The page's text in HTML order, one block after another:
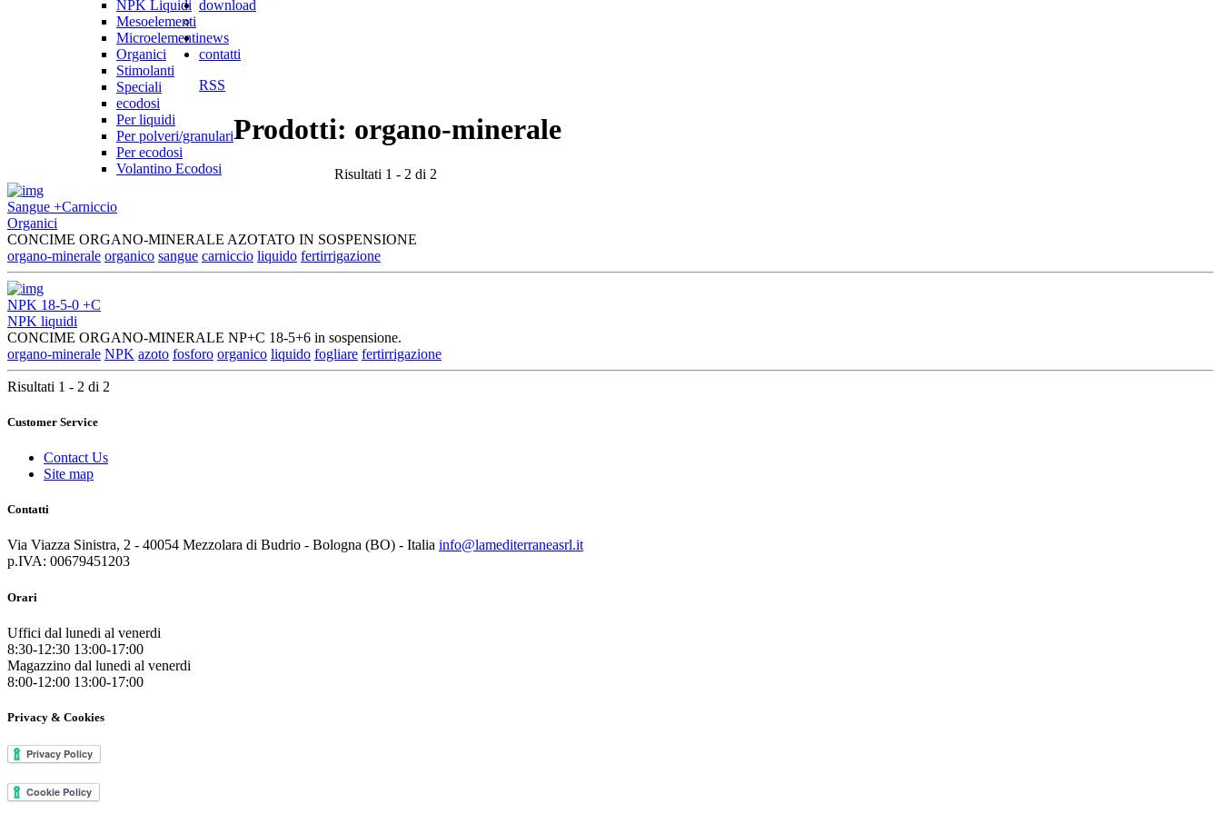
NPK Liquidi
Mesoelementi
Microelementi
Organici
Stimolanti
Speciali
ecodosi
Per liquidi
Per polveri/granulari
Per ecodosi
download
Volantino Ecodosi
news
contatti
RSS
Prodotti: organo-minerale
Risultati 1 - 2 di 2
Sangue +Carniccio
Organici
CONCIME ORGANO-MINERALE AZOTATO IN SOSPENSIONE
organo-minerale organico sangue carniccio liquido fertirrigazione
NPK 18-5-0 +C
NPK liquidi
CONCIME ORGANO-MINERALE NP+C 18-5+6 in sospensione.
organo-minerale NPK azoto fosforo organico liquido fogliare fertirrigazione
Risultati 1 - 2 di 2
Customer Service
Contact Us
Site map
Contatti
Via Viazza Sinistra, 2 - 40054 Mezzolara di Budrio - Bologna (BO) - Italia info@lamediterraneasrl.it
p.IVA: 00679451203
Orari
Uffici dal lunedi al venerdi
8:30-12:30 13:00-17:00
Magazzino dal lunedi al venerdi
8:00-12:00 13:00-17:00
Privacy & Cookies